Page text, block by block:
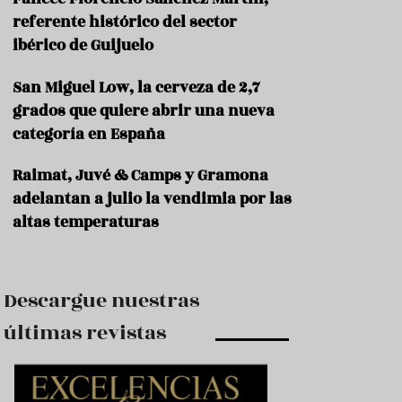
r
a
n
s
F
n
referente histórico del sector
ibérico de Guijuelo
San Miguel Low, la cerveza de 2,7
grados que quiere abrir una nueva
categoría en España
Raimat, Juvé & Camps y Gramona
adelantan a julio la vendimia por las
altas temperaturas
Descargue nuestras
últimas revistas